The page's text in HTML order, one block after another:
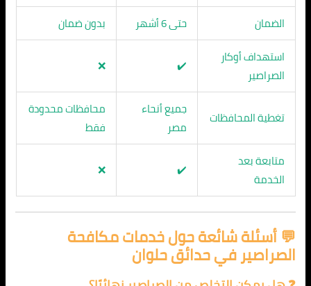
الضمان حتى 6 أشهر
بدون ضمان
استهداف أوكار
الصراصير
✔️
❌
تغطية المحافظات
جميع أنحاء
مصر
محافظات محدودة
فقط
متابعة بعد
الخدمة
✔️
❌
💬 أسئلة شائعة حول خدمات مكافحة
الصراصير في حدائق حلوان